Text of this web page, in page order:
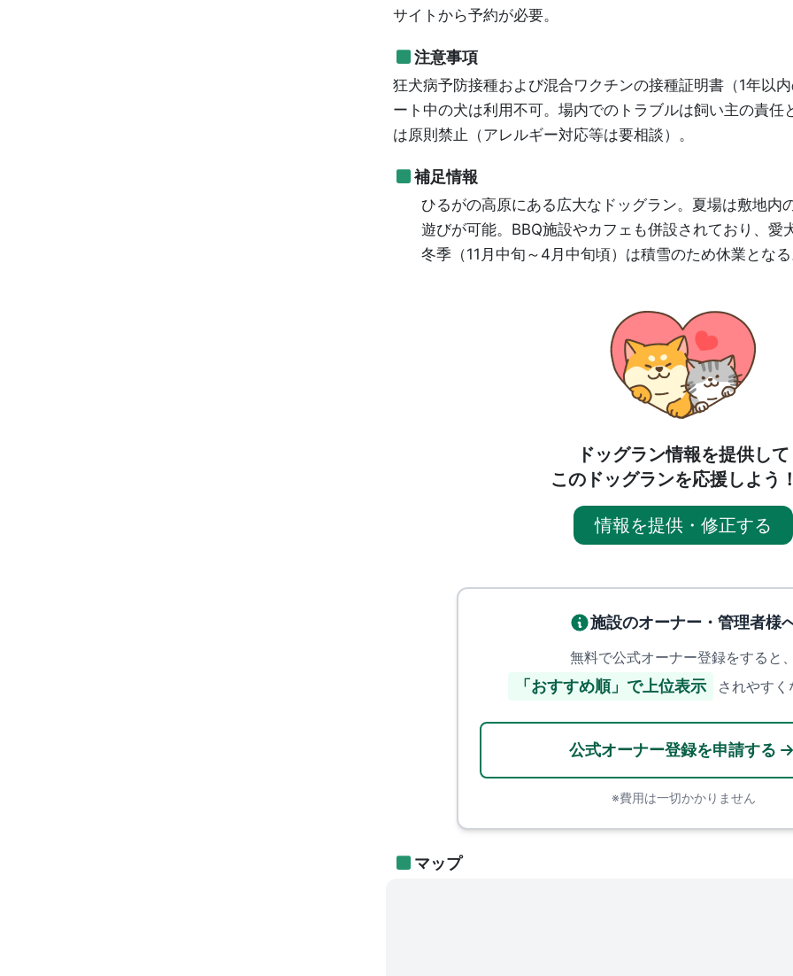
サイトから予約が必要。
注意事項
狂犬病予防接種および混合ワクチンの接種証明書（1年以
ート中の犬は利用不可。場内でのトラブルは飼い主の責任
は原則禁止（アレルギー対応等は要相談）。
補足情報
ひるがの高原にある広大なドッグラン。夏場は敷地内
遊びが可能。BBQ施設やカフェも併設されており、愛
冬季（11月中旬～4月中旬頃）は積雪のため休業となる
ドッグラン情報を提供して
このドッグランを応援しよう
情報を提供・修正する
施設のオーナー・管理者様
無料で公式オーナー登録をすると、
「おすすめ順」で上位表示 されやすく
公式オーナー登録を申請する
※費用は一切かかりません
マップ